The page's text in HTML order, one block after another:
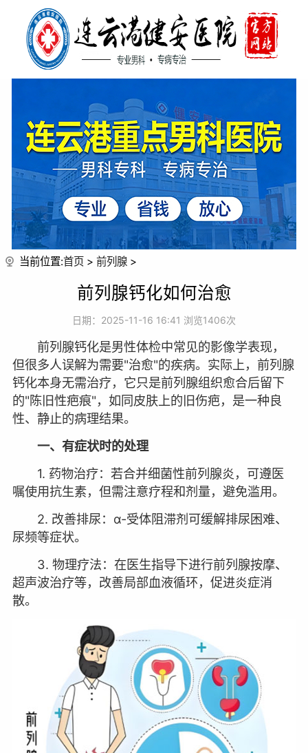
当前位置:首页 > 前列腺 >
前列腺钙化如何治愈
日期：2025-11-16 16:41 浏览1406次
前列腺钙化是男性体检中常见的影像学表现，
但很多人误解为需要"治愈"的疾病。实际上，前列腺
钙化本身无需治疗，它只是前列腺组织愈合后留下
的"陈旧性疤痕"，如同皮肤上的旧伤疤，是一种良
性、静止的病理结果。
一、有症状时的处理
1. 药物治疗：若合并细菌性前列腺炎，可遵医
嘱使用抗生素，但需注意疗程和剂量，避免滥用。
2. 改善排尿：α-受体阻滞剂可缓解排尿困难、
尿频等症状。
3. 物理疗法：在医生指导下进行前列腺按摩、
超声波治疗等，改善局部血液循环，促进炎症消
散。